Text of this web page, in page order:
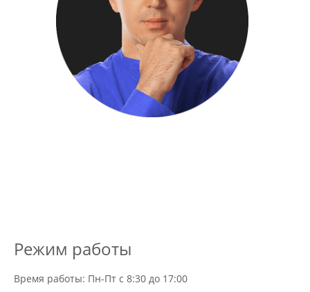
Режим работы
Время работы: Пн-Пт с 8:30 до 17:00